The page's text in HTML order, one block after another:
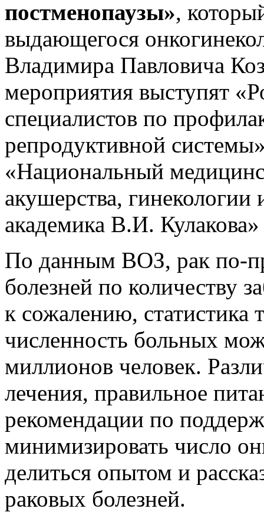
постменопаузы»,
выдающегося
Владимира Павловича
мероприятия выступят
специалистов по
репродуктивной
«Национальный
акушерства,
академика В.И.
По данным ВОЗ, рак по-
болезней по количеству
к сожалению, статистика
численность больных
миллионов человек.
лечения, правильное
рекомендации по
минимизировать число
делиться опытом и
раковых болезней.